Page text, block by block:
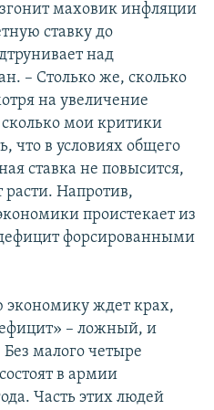
маховик инфляции
ставку до
над
– Столько же, сколько
на увеличение
мои критики
что в условиях общего
ставка не повысится,
расти. Напротив,
проистекает из
форсированными
ждет крах,
– ложный, и
малого четыре
в армии
Часть этих людей